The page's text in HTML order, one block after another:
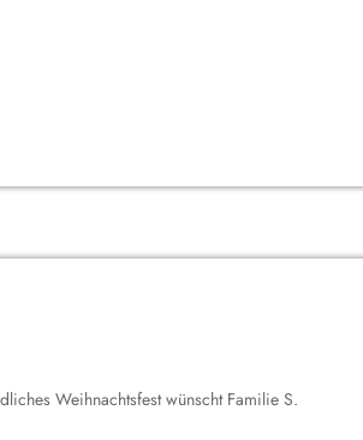
Weihnachtsfest wünscht Familie S.